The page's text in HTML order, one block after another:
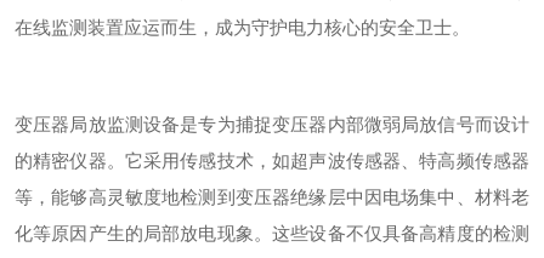
在线监测装置应运而生，成为守护电力核心的安全卫士。
变压器局放监测设备是专为捕捉变压器内部微弱局放信号而设计
的精密仪器。它采用传感技术，如超声波传感器、特高频传感器
等，能够高灵敏度地检测到变压器绝缘层中因电场集中、材料老
化等原因产生的局部放电现象。这些设备不仅具备高精度的检测